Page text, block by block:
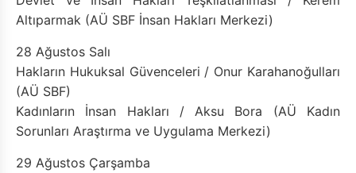
Altıparmak (AÜ SBF İnsan Hakları Merkezi)
28 Ağustos Salı
Hakların Hukuksal Güvenceleri / Onur Karahanoğulları
(AÜ SBF)
Kadınların İnsan Hakları / Aksu Bora (AÜ Kadın
Sorunları Araştırma ve Uygulama Merkezi)
29 Ağustos Çarşamba